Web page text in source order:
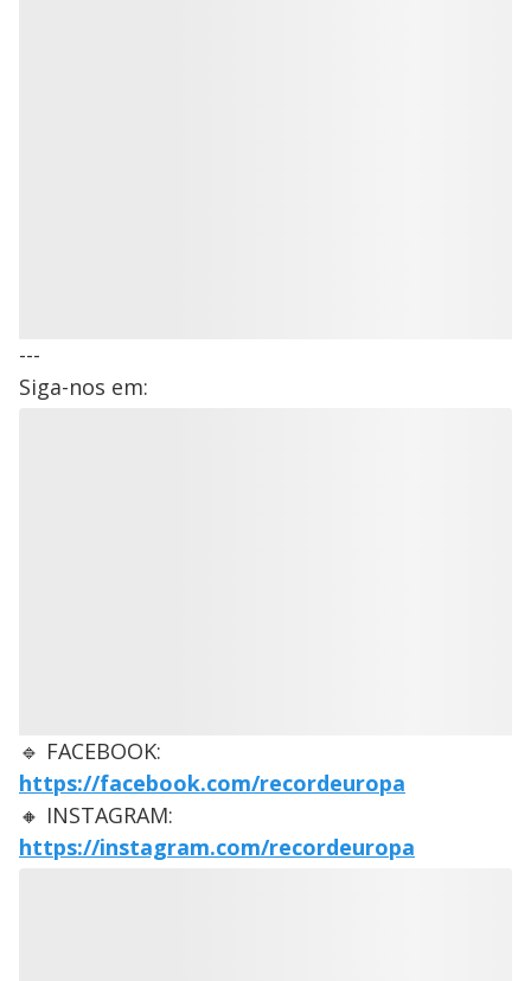
---
Siga-nos em:
🔹 FACEBOOK:
https://facebook.com/recordeuropa
🔸 INSTAGRAM:
https://instagram.com/recordeuropa